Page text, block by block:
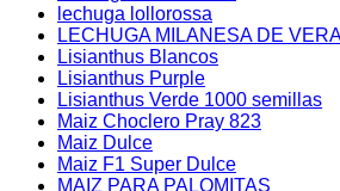
lechuga lollorossa
LECHUGA MILANESA DE
Lisianthus Blancos
Lisianthus Purple
Lisianthus Verde 1000 semillas
Maiz Choclero Pray 823
Maiz Dulce
Maiz F1 Super Dulce
MAIZ PARA PALOMITAS